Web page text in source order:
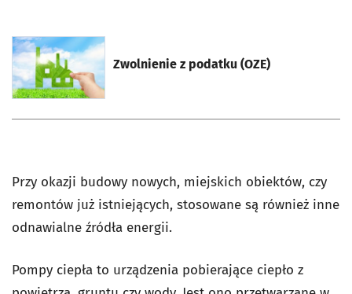
Zwolnienie z podatku (OZE)
otworzy się w nowej karcie
Przy okazji budowy nowych, miejskich obiektów, czy
remontów już istniejących, stosowane są również inne
odnawialne źródła energii.
Pompy ciepła to urządzenia pobierające ciepło z